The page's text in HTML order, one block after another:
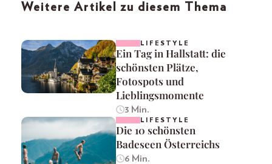
Weitere Artikel zu diesem Thema
LIFESTYLE
Ein Tag in Hallstatt: die
schönsten Plätze,
Fotospots und
Lieblingsmomente
3 Min.
LIFESTYLE
Die 10 schönsten
Badeseen Österreichs
6 Min.